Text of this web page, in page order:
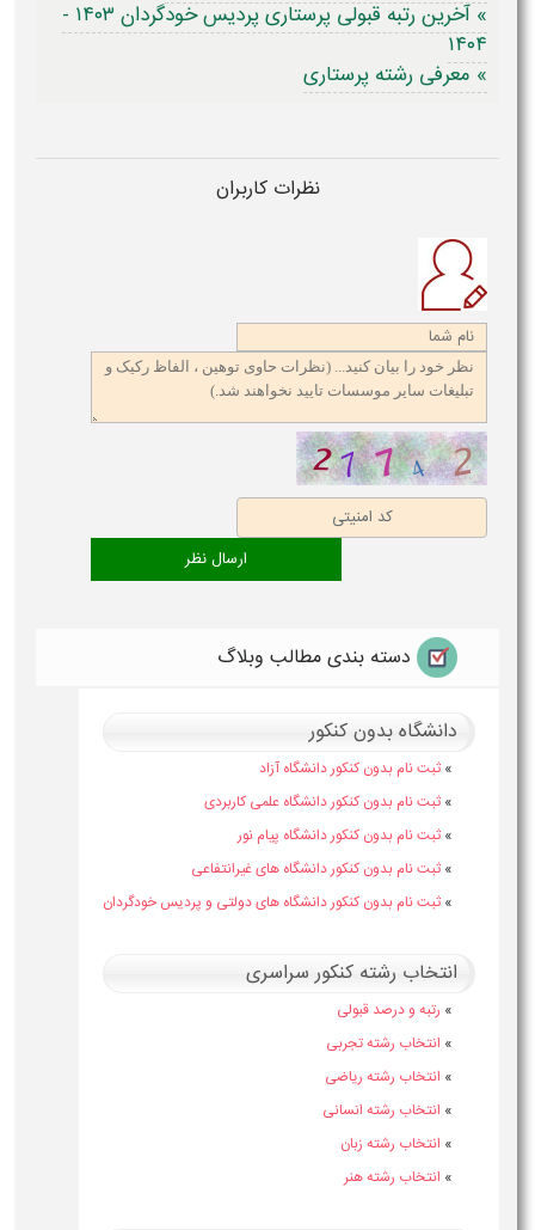
» آخرین رتبه قبولی پرستاری پردیس خودگردان ۱۴۰۳ -
۱۴۰۴
» معرفی رشته پرستاری
نظرات کاربران
دسته بندی مطالب وبلاگ
دانشگاه بدون کنکور
ثبت نام بدون کنکور دانشگاه آزاد
ثبت نام بدون کنکور دانشگاه علمی کاربردی
ثبت نام بدون کنکور دانشگاه پیام نور
ثبت نام بدون کنکور دانشگاه های غیرانتفاعی
ثبت نام بدون کنکور دانشگاه های دولتی و پردیس خودگردان
انتخاب رشته کنکور سراسری
رتبه و درصد قبولی
انتخاب رشته تجربی
انتخاب رشته ریاضی
انتخاب رشته انسانی
انتخاب رشته زبان
انتخاب رشته هنر